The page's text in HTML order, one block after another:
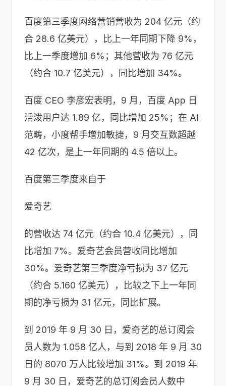
百度第三季度网络营销营收为 204 亿元（约
合 28.6 亿美元），比上一年同期下降 9%，
比上一季度增加 6%；其他营收为 76 亿元
（约合 10.7 亿美元），同比增加 34%。
百度 CEO 李彦宏表明，9 月，百度 App 日
活泼用户达 1.89 亿，同比增加 25%；在 AI
范畴，小度帮手增加敏捷，9 月交互数超越
42 亿次，是上一年同期的 4.5 倍以上。
百度第三季度来自于
爱奇艺
的营收达 74 亿元（约合 10.4 亿美元），同
比增加 7%。爱奇艺会员营收同比增加
30%。爱奇艺第三季度净亏损为 37 亿元
（约合 5.160 亿美元），比较之下上一年同
期的净亏损为 31 亿元，同比扩展。
到 2019 年 9 月 30 日，爱奇艺的总订阅会
员人数为 1.058 亿人，与到 2018 年 9 月 30
日的 8070 万人比较增加 31%。到 2019 年
9 月 30 日，爱奇艺的总订阅会员人数中